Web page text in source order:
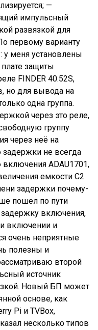
—
импульсный
развязкой для
первому варианту
меня установлены
защиты
FINDER 40.52S,
но для вывода на
одна группа.
через это реле,
группу
через неё на
задержки не всегда
включения ADAU1701,
емкости С2
задержки почему-
пошел по пути
включения,
включении и
очень неприятные
полезны и
второй
источник
Новый БП может
основе, как
Pi и TVBox,
несколько типов